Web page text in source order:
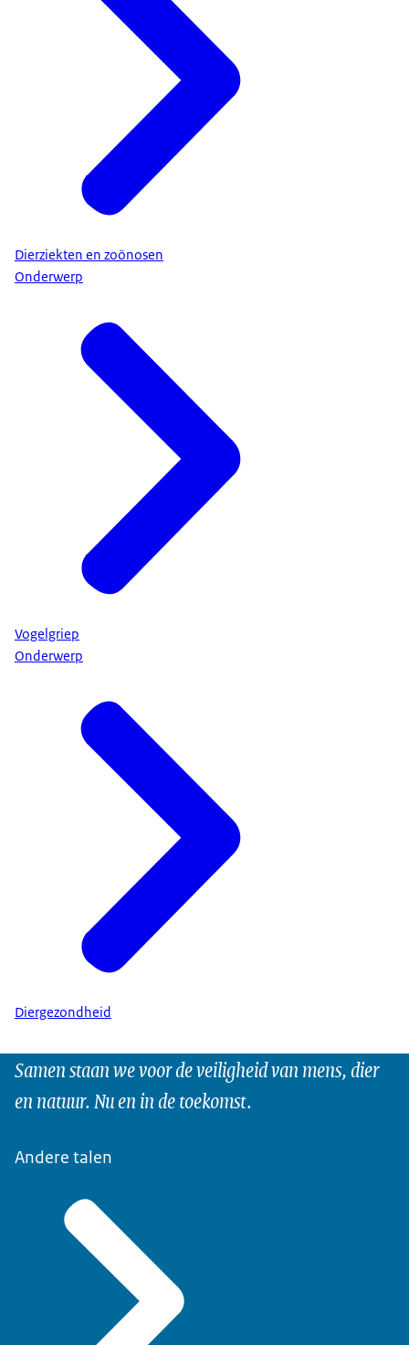
Dierziekten en zoönosen
Onderwerp
Vogelgriep
Onderwerp
Diergezondheid
Samen staan we voor de veiligheid van mens, dier
en natuur. Nu en in de toekomst.
Andere talen